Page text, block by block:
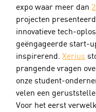
expo waar meer dan
projecten
innovatieve tech-
geëngageerde start-
inspirerend. Xerius
prangende vragen
onze student-
velen een
Voor het eerst